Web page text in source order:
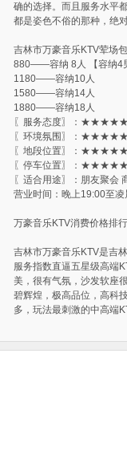
确的选择。而且服务水平
都是姿色不俗的那种，绝
吉林市万豪音乐KTV荤场
880——容纳 8人 【容纳4
1180——容纳10人
1580——容纳14人
1880——容纳18人
〖服务态度〗：
〖环境氛围〗：
〖地段位置〗：
〖停车位置〗：
〖适合用途〗：朋友聚会
营业时间：晚上19:00至
万豪音乐KTV消费价格排
吉林市万豪音乐KTV是吉
服务指数直逼五星级高端
美，很有气氛，沙发软座
碧辉煌，极高品位，高科
多，玩法最刺激的中高端